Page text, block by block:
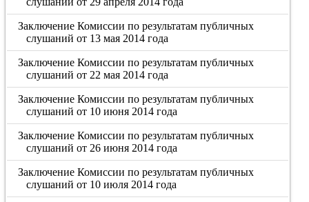
Заключение Комиссии по результатам публичных
слушаний от 13 мая 2014 года
Заключение Комиссии по результатам публичных
слушаний от 22 мая 2014 года
Заключение Комиссии по результатам публичных
слушаний от 10 июня 2014 года
Заключение Комиссии по результатам публичных
слушаний от 26 июня 2014 года
Заключение Комиссии по результатам публичных
слушаний от 10 июля 2014 года